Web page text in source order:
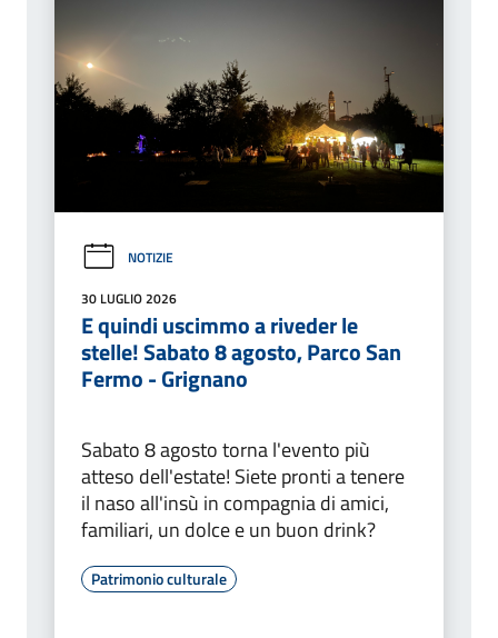
NOTIZIE
30 LUGLIO 2026
E quindi uscimmo a riveder le
stelle! Sabato 8 agosto, Parco San
Fermo - Grignano
Sabato 8 agosto torna l'evento più
atteso dell'estate! Siete pronti a tenere
il naso all'insù in compagnia di amici,
familiari, un dolce e un buon drink?
Patrimonio culturale